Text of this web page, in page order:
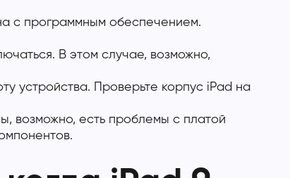
с программным обеспечением.
В этом случае, возможно,
устройства. Проверьте корпус iPad на
возможно, есть проблемы с платой